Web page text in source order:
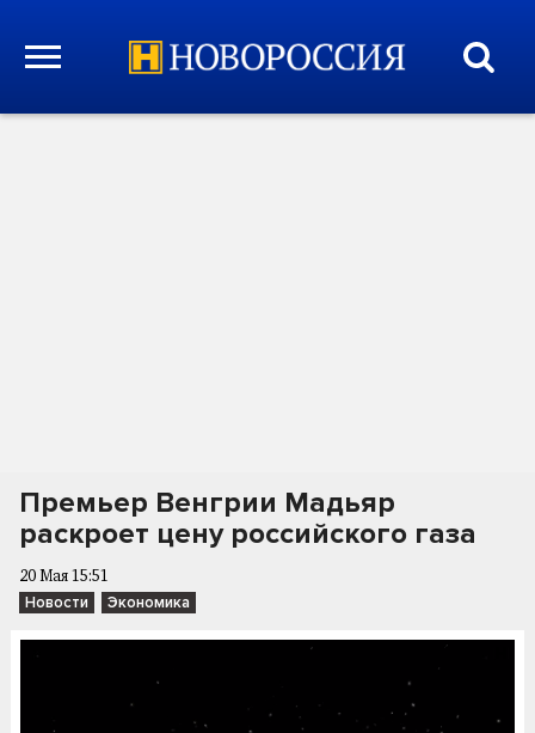
Премьер Венгрии Мадьяр
раскроет цену российского газа
20 Мая 15:51
Новости Экономика